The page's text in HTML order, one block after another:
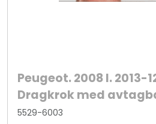
Peugeot. 2008 I. 2013-
Dragkrok med
5529-6003